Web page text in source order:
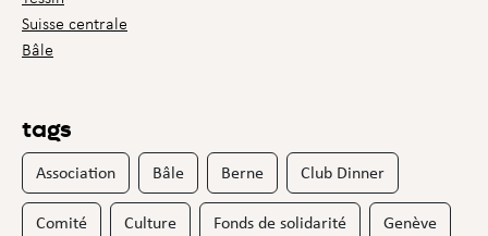
Suisse centrale
Bâle
tags
Association Bâle Berne Club Dinner
Comité Culture Fonds de solidarité Genève